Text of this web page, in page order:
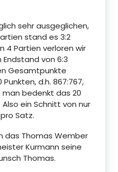
sehr ausgeglichen,
stand es 3:2
4 Partien verloren wir
Endstand von 6:3
Gesamtpunkte
d.h. 867:767,
bedenkt das 20
ein Schnitt von nur
Satz.
das Thomas Wember
Kurmann seine
Thomas.